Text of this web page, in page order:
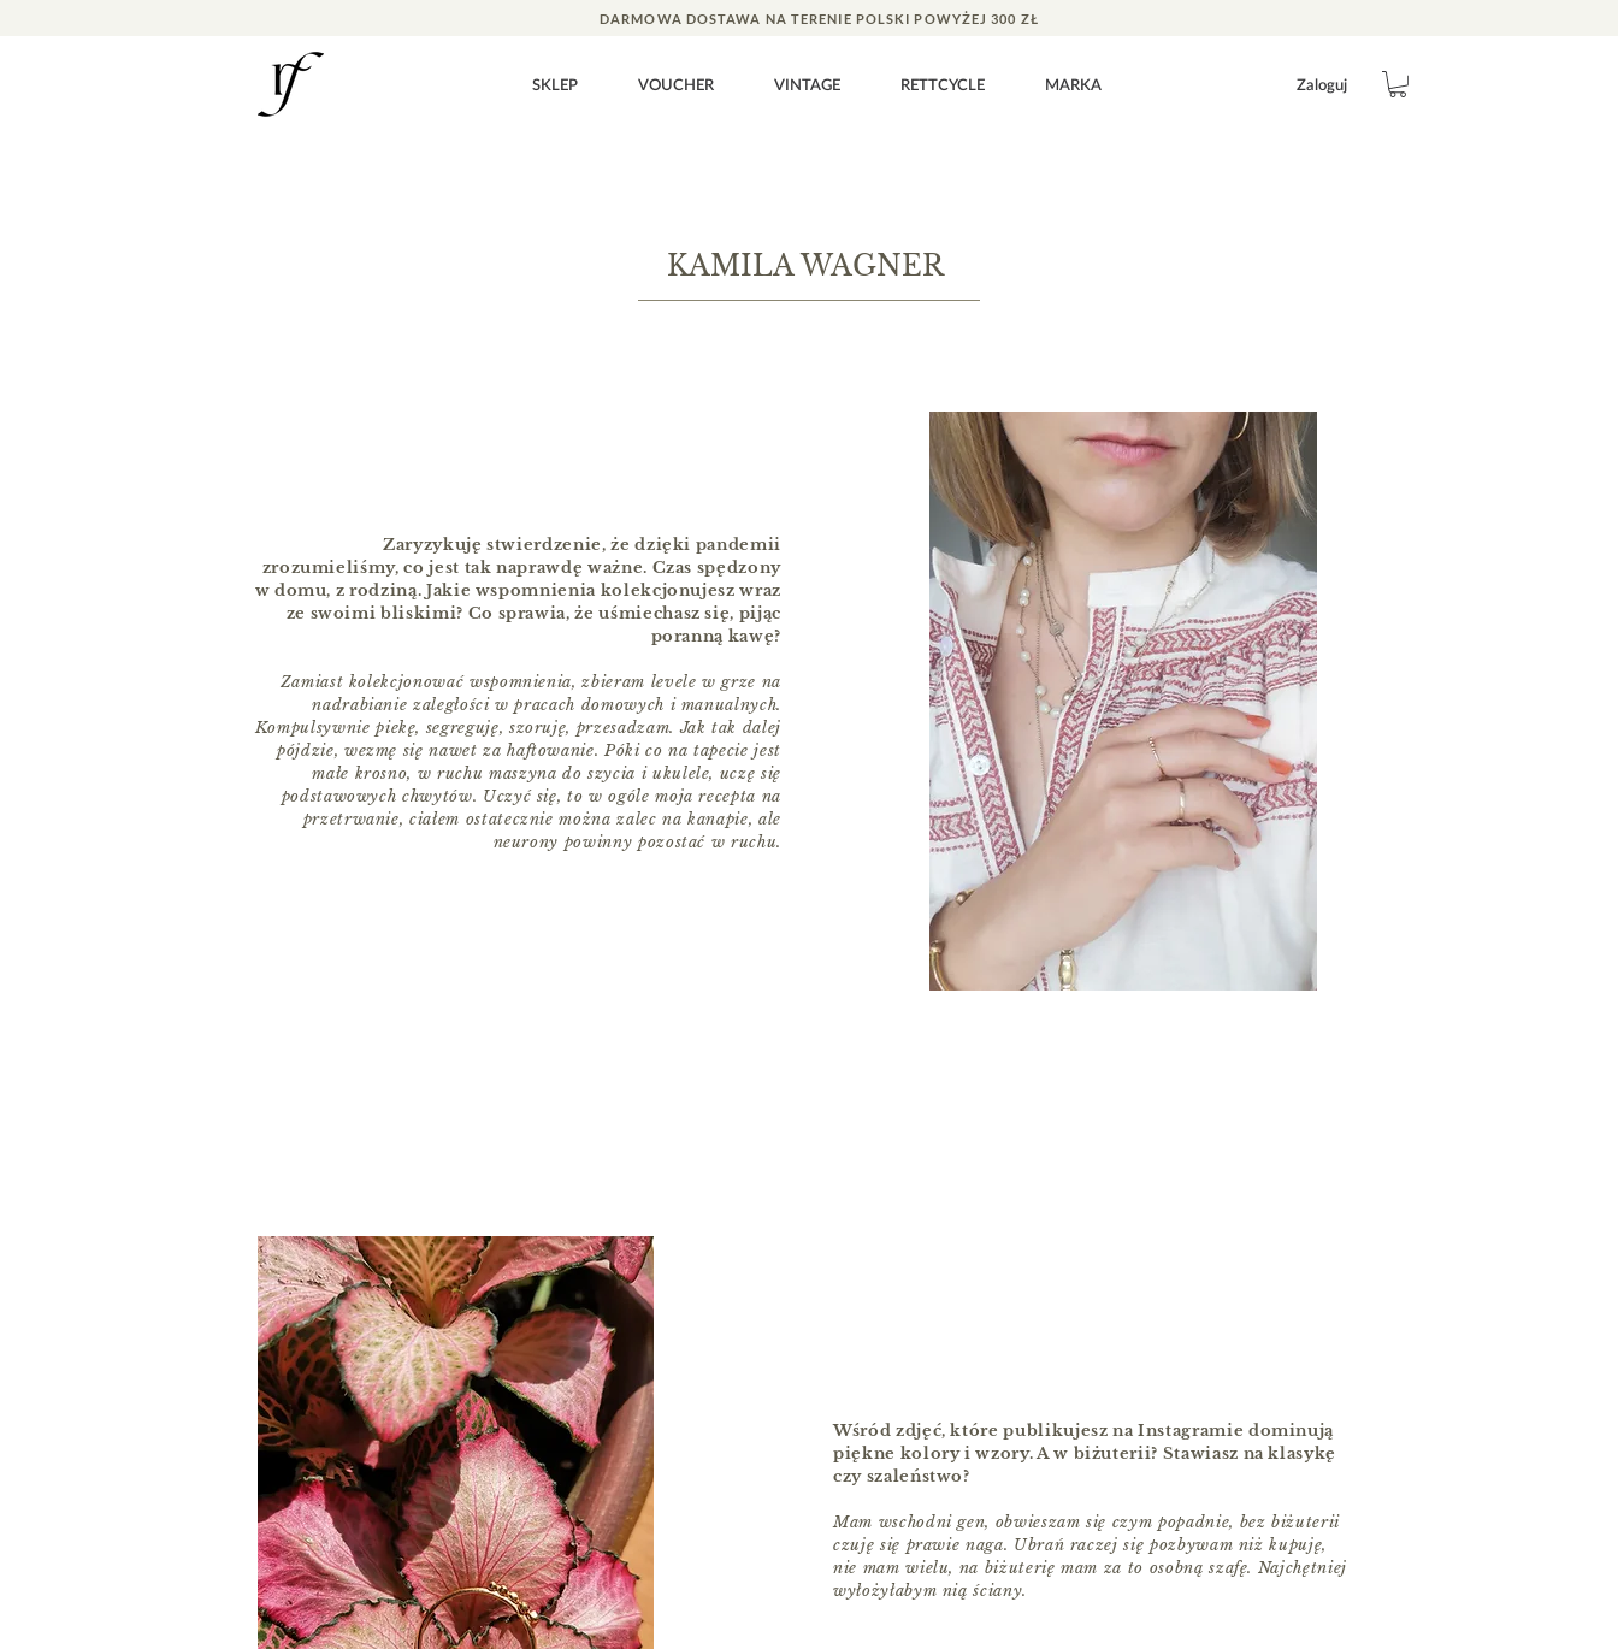
DARMOWA DOSTAWA NA TERENIE POLSKI POWYŻEJ 300 ZŁ
SKLEP VOUCHER VINTAGE RETTCYCLE MARKA Zaloguj
KAMILA WAGNER
Zaryzykuję stwierdzenie, że dzięki pandemii
zrozumieliśmy, co jest tak naprawdę ważne. Czas spędzony
w domu, z rodziną. Jakie wspomnienia kolekcjonujesz wraz
ze swoimi bliskimi? Co sprawia, że uśmiechasz się, pijąc
poranną kawę?
Zamiast kolekcjonować wspomnienia, zbieram levele w grze na
nadrabianie zaległości w pracach domowych i manualnych.
Kompulsywnie piekę, segreguję, szoruję, przesadzam. Jak tak dalej
pójdzie, wezmę się nawet za haftowanie. Póki co na tapecie jest
małe krosno, w ruchu maszyna do szycia i ukulele, uczę się
podstawowych chwytów. Uczyć się, to w ogóle moja recepta na
przetrwanie, ciałem ostatecznie można zalec na kanapie, ale
neurony powinny pozostać w ruchu.
Wśród zdjęć, które publikujesz na Instagramie dominują
piękne kolory i wzory. A w biżuterii? Stawiasz na klasykę
czy szaleństwo?
Mam wschodni gen, obwieszam się czym popadnie, bez biżuterii
czuję się prawie naga. Ubrań raczej się pozbywam niż kupuję,
nie mam wielu, na biżuterię mam za to osobną szafę. Najchętniej
wyłożyłabym nią ściany.